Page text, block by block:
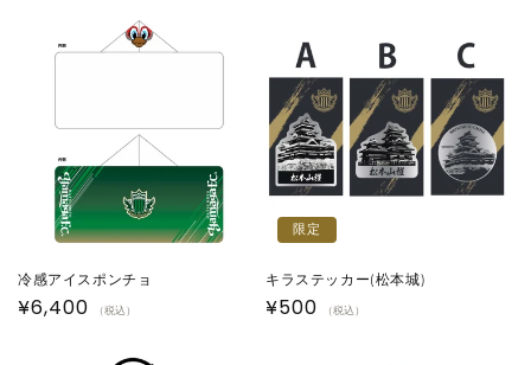
冷感アイスポンチョ
通
¥6,400 （税込）
限定
キラステッカー(松本城)
通
¥500 （税込）